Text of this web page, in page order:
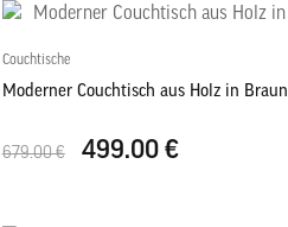
Couchtische
Moderner Couchtisch aus Holz in Braun
679.00 € 499.00 €